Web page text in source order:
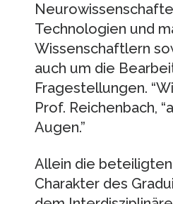
Technologien und
Wissenschaftlern
auch um die
Fragestellungen.
Prof. Reichenbach,
Augen.”
Allein die beteiligten
Charakter des